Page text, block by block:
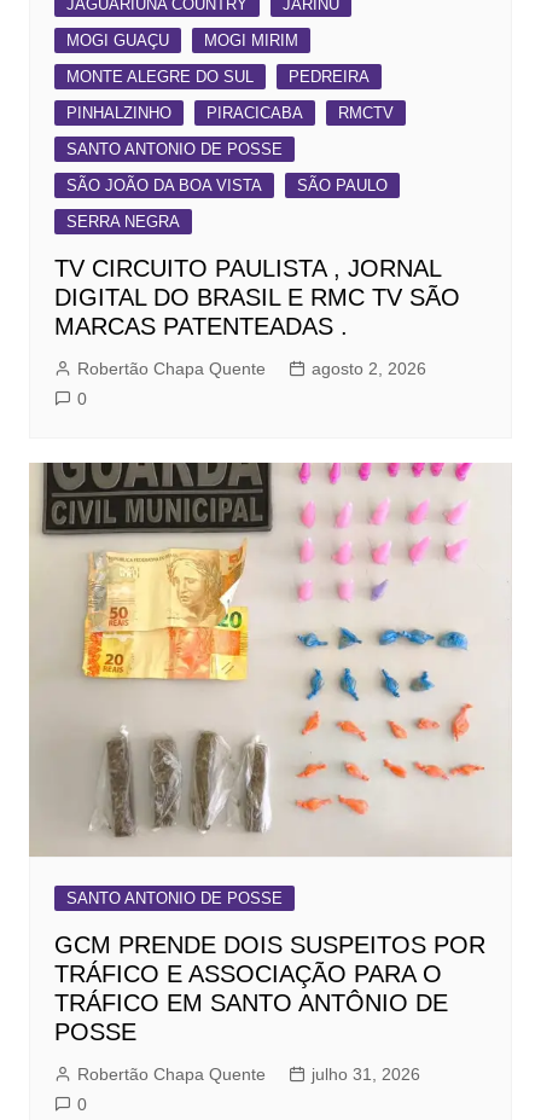
JAGUARIÚNA COUNTRY
JARINU
MOGI GUAÇU
MOGI MIRIM
MONTE ALEGRE DO SUL
PEDREIRA
PINHALZINHO
PIRACICABA
RMCTV
SANTO ANTONIO DE POSSE
SÃO JOÃO DA BOA VISTA
SÃO PAULO
SERRA NEGRA
TV CIRCUITO PAULISTA , JORNAL
DIGITAL DO BRASIL E RMC TV SÃO
MARCAS PATENTEADAS .
Robertão Chapa Quente
agosto 2, 2026
0
SANTO ANTONIO DE POSSE
GCM PRENDE DOIS SUSPEITOS POR
TRÁFICO E ASSOCIAÇÃO PARA O
TRÁFICO EM SANTO ANTÔNIO DE
POSSE
Robertão Chapa Quente
julho 31, 2026
0